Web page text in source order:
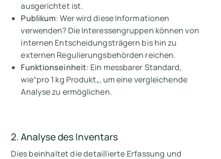
ausgerichtet ist.
Publikum: Wer wird diese Informationen
verwenden? Die Interessengruppen können von
internen Entscheidungsträgern bis hin zu
externen Regulierungsbehörden reichen.
Funktionseinheit: Ein messbarer Standard,
wie“pro 1 kg Produkt„, um eine vergleichende
Analyse zu ermöglichen.
2. Analyse des Inventars
Dies beinhaltet die detaillierte Erfassung und